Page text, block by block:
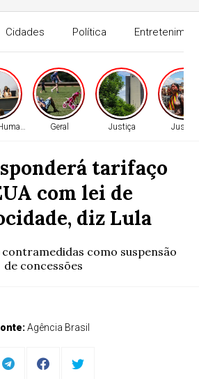
Cidades Política
Geral Justiça Justiça
tarifaço
com lei de
diz Lula
como suspensão
de concessões
Agência Brasil